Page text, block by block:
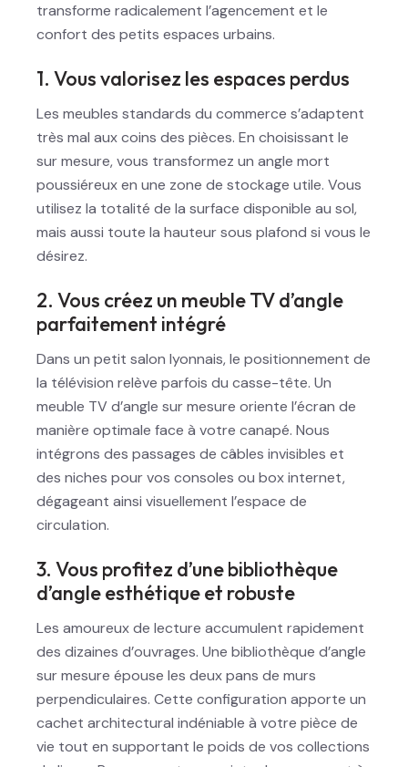
transforme radicalement l’agencement et le
confort des petits espaces urbains.
1. Vous valorisez les espaces perdus
Les meubles standards du commerce s’adaptent
très mal aux coins des pièces. En choisissant le
sur mesure, vous transformez un angle mort
poussiéreux en une zone de stockage utile. Vous
utilisez la totalité de la surface disponible au sol,
mais aussi toute la hauteur sous plafond si vous le
désirez.
2. Vous créez un meuble TV d’angle
parfaitement intégré
Dans un petit salon lyonnais, le positionnement de
la télévision relève parfois du casse-tête. Un
meuble TV d’angle sur mesure oriente l’écran de
manière optimale face à votre canapé. Nous
intégrons des passages de câbles invisibles et
des niches pour vos consoles ou box internet,
dégageant ainsi visuellement l’espace de
circulation.
3. Vous profitez d’une bibliothèque
d’angle esthétique et robuste
Les amoureux de lecture accumulent rapidement
des dizaines d’ouvrages. Une bibliothèque d’angle
sur mesure épouse les deux pans de murs
perpendiculaires. Cette configuration apporte un
cachet architectural indéniable à votre pièce de
vie tout en supportant le poids de vos collections